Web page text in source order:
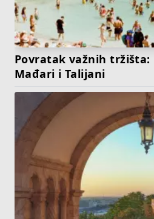
Povratak važnih tržišta:
Mađari i Talijani